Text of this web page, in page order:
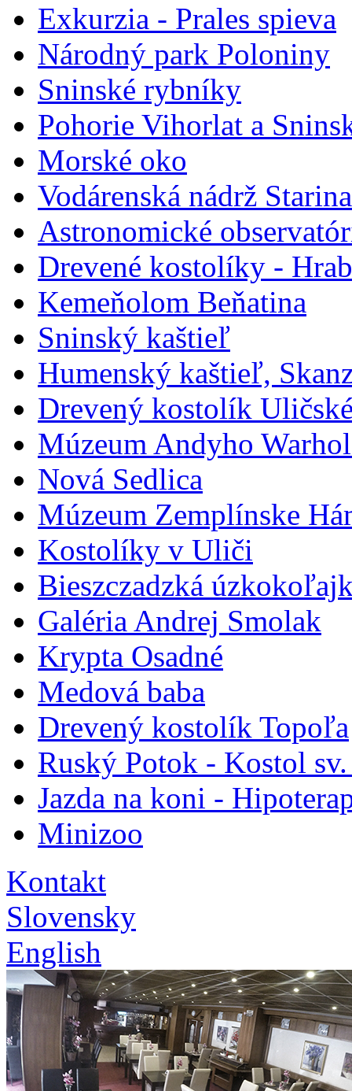
Exkurzia - Prales spieva
Národný park Poloniny
Sninské rybníky
Pohorie Vihorlat a
Morské oko
Vodárenská nádrž Starina
Astronomické
Drevené kostolíky -
Kemeňolom Beňatina
Sninský kaštieľ
Humenský kaštieľ,
Drevený kostolík
Múzeum Andyho
Nová Sedlica
Múzeum Zemplínske
Kostolíky v Uliči
Bieszczadzká
Galéria Andrej Smolak
Krypta Osadné
Medová baba
Drevený kostolík Topoľa
Ruský Potok - Kostol
Jazda na koni -
Minizoo
Kontakt
Slovensky
English